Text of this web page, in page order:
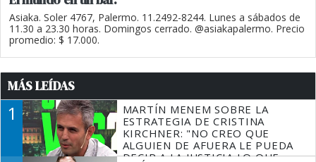
Asiaka. Soler 4767, Palermo. 11.2492-8244. Lunes a sábados de
11.30 a 23.30 horas. Domingos cerrado. @asiakapalermo. Precio
promedio: $ 17.000.
MÁS LEÍDAS
1
MARTÍN MENEM SOBRE LA
ESTRATEGIA DE CRISTINA
KIRCHNER: "NO CREO QUE
ALGUIEN DE AFUERA LE PUEDA
DECIR A LA JUSTICIA LO QUE